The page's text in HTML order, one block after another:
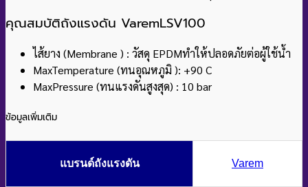
คุณสมบัติถังแรงดัน VaremLSV100
ไส้ยาง (Membrane ) : วัสดุ EPDMทำให้ปลอดภัยต่อผู้ใช้น้ำ
MaxTemperature (ทนอุณหภูมิ ): +90 C
MaxPressure (ทนแรงดันสูงสุด) : 10 bar
ข้อมูลเพิ่มเติม
แบรนด์ถังแรงดัน Varem